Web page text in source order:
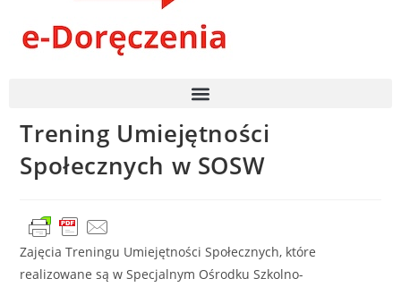
Trening Umiejętności
Społecznych w SOSW
Zajęcia Treningu Umiejętności Społecznych, które
realizowane są w Specjalnym Ośrodku Szkolno-